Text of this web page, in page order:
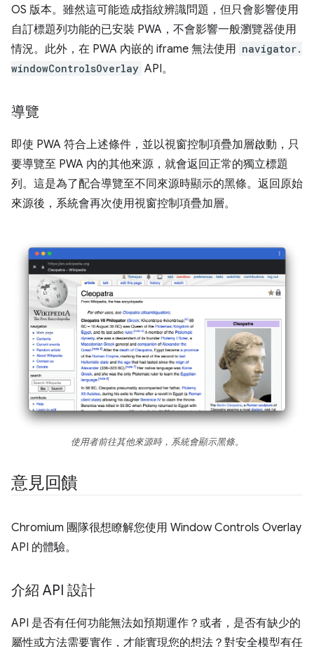
OS 版本。雖然這可能造成指紋辨識問題，但只會影響使用
自訂標題列功能的已安裝 PWA，不會影響一般瀏覽器使用
情況。此外，在 PWA 內嵌的 iframe 無法使用 navigator.
windowControlsOverlay API。
導覽
即使 PWA 符合上述條件，並以視窗控制項疊加層啟動，只
要導覽至 PWA 內的其他來源，就會返回正常的獨立標題
列。這是為了配合導覽至不同來源時顯示的黑條。返回原始
來源後，系統會再次使用視窗控制項疊加層。
使用者前往其他來源時，系統會顯示黑條。
意見回饋
Chromium 團隊很想瞭解您使用 Window Controls Overlay
API 的體驗。
介紹 API 設計
API 是否有任何功能無法如預期運作？或者，是否有缺少的
屬性或方法需要實作，才能實現您的想法？對安全模型有任